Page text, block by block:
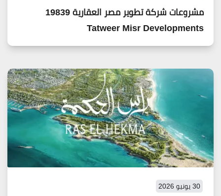
مشروعات شركة تطوير مصر العقارية 19839
Tatweer Misr Developments
30 يونيو 2026